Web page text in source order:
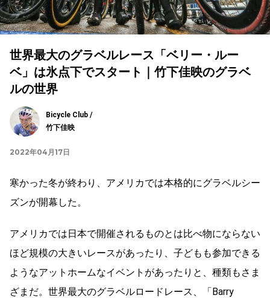
世界最大のグラベルレース「ベリー・ルー
ベ」は氷点下でスタート｜竹下佳映のグラベ
ルの世界
Bicycle Club /
竹下佳映
2022年04月17日
寒かった冬が終わり、アメリカでは本格的にグラベルシー
ズンが開幕した。
アメリカでは日本で開催されるものとは比べ物にならない
ほど規模の大きいレースがあったり、子どもも参加できる
ようなアットホームなイベントがあったりと、種類もさま
ざまだ。世界最大のグラベルロードレース、「Barry